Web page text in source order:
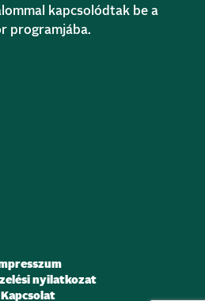
kapcsolódtak be a
programjába.
nyilatkozat
Kapcsolat